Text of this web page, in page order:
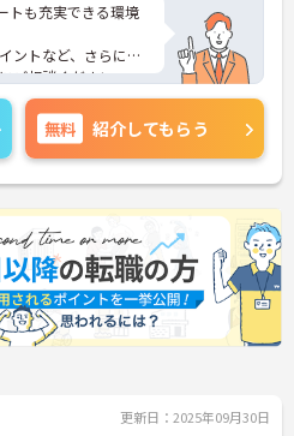
トも充実できる環境
ントなど、さらに詳
ご相談ください。
無料 紹介してもらう
更新日：2025年09月30日